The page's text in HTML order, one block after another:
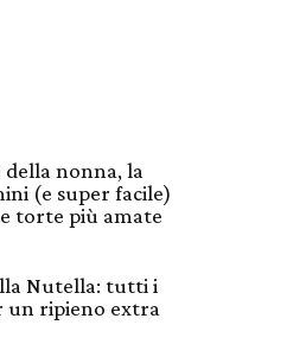
nonna, la
(e super facile)
torte più amate
Nutella: tutti i
un ripieno extra